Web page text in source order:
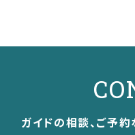
ガイドの相談、ご予